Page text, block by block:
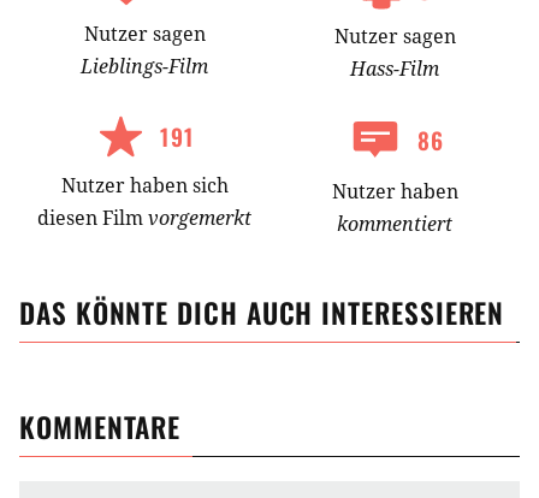
Nutzersagen
Lieblings-Film
Nutzersagen
Hass-Film
191
Nutzerhabensich
diesen Filmvorgemerkt
86
Nutzer haben
kommentiert
DAS KÖNNTE DICH AUCH INTERESSIEREN
KOMMENTARE